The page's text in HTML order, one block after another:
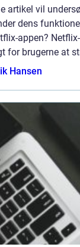
artikel vil
dens
appen?
for brugerne at
Hansen